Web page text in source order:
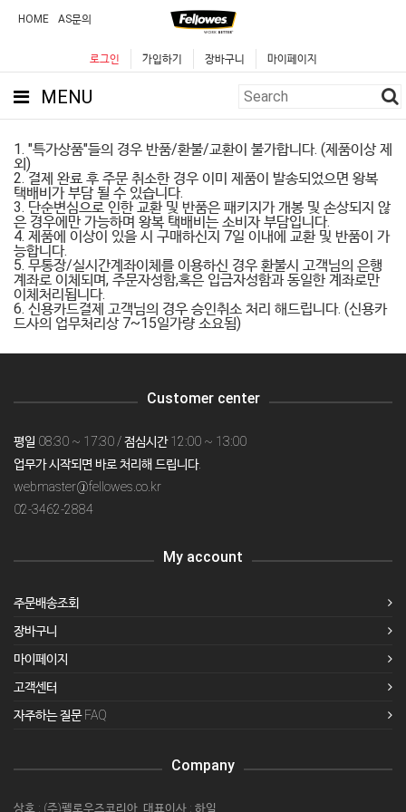
HOME AS문의
로그인 가입하기 장바구니 마이페이지
MENU
1. "특가상품"들의 경우 반품/환불/교환이 불가합니다. (제품이상 제
외)
2. 결제 완료 후 주문 취소한 경우 이미 제품이 발송되었으면 왕복
택배비가 부담 될 수 있습니다.
3. 단순변심으로 인한 교환 및 반품은 패키지가 개봉 및 손상되지 않
은 경우에만 가능하며 왕복 택배비는 소비자 부담입니다.
4. 제품에 이상이 있을 시 구매하신지 7일 이내에 교환 및 반품이 가
능합니다.
5. 무통장/실시간계좌이체를 이용하신 경우 환불시 고객님의 은행
계좌로 이체되며, 주문자성함,혹은 입금자성함과 동일한 계좌로만
이체처리됩니다.
6. 신용카드결제 고객님의 경우 승인취소 처리 해드립니다. (신용카
드사의 업무처리상 7~15일가량 소요됨)
Customer center
평일 08:30 ~ 17:30 / 점심시간 12:00 ~ 13:00
업무가 시작되면 바로 처리해 드립니다.
webmaster@fellowes.co.kr
02-3462-2884
My account
주문배송조회
장바구니
마이페이지
고객센터
자주하는 질문 FAQ
Company
상호 : (주)펠로우즈코리아 대표이사 : 하일